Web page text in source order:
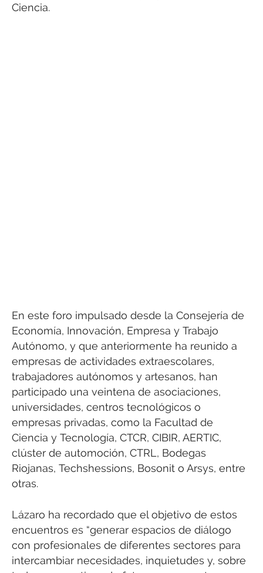
Ciencia.
En este foro impulsado desde la Consejería de
Economía, Innovación, Empresa y Trabajo
Autónomo, y que anteriormente ha reunido a
empresas de actividades extraescolares,
trabajadores autónomos y artesanos, han
participado una veintena de asociaciones,
universidades, centros tecnológicos o
empresas privadas, como la Facultad de
Ciencia y Tecnología, CTCR, CIBIR, AERTIC,
clúster de automoción, CTRL, Bodegas
Riojanas, Techshessions, Bosonit o Arsys, entre
otras.
Lázaro ha recordado que el objetivo de estos
encuentros es “generar espacios de diálogo
con profesionales de diferentes sectores para
intercambiar necesidades, inquietudes y, sobre